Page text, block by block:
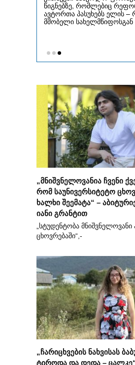
„მნიშვნელოვანია ჩვენი
რომ საუნივერსიტეტო
ხალხი შეემატა“ –
იანი გრანტით
„სტუდენტობა მნიშვნელოვანი
ცხოვრებაში“,-
„ჩარიცხვების ნახვისას
ტიროდა და დედა –